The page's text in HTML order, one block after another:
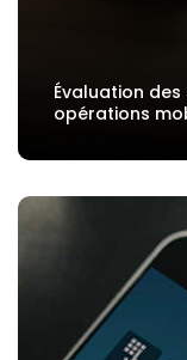
Évaluation des
opérations